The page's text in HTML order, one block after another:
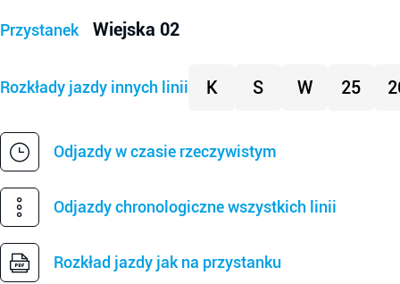
Przystanek Wiejska 02
Rozkłady jazdy innych linii K S W 25
Odjazdy w czasie rzeczywistym
Odjazdy chronologiczne wszystkich linii
Rozkład jazdy jak na przystanku